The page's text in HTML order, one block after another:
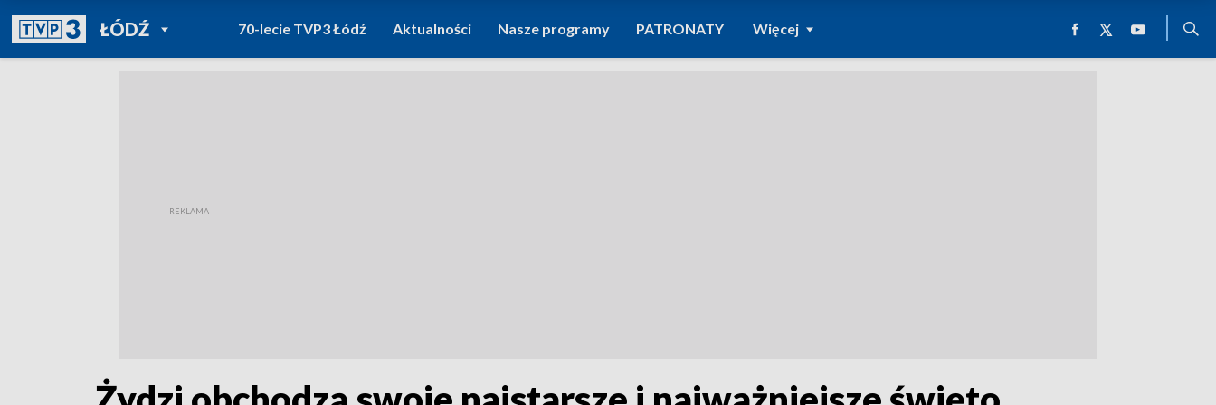
ŁÓDŹPOWRÓT DO
TVP REGIONY
70-lecie TVP3 Łódź Aktualności Nasze programy PATRONATY Więcej